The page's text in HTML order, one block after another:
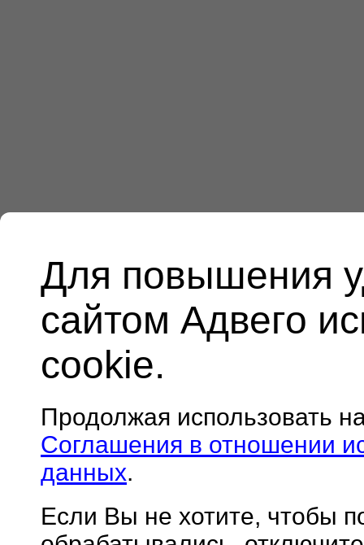
Для повышения
сайтом Адвего
cookie.
Продолжая использовать
Соглашения в отношении
данных.
Если Вы не хотите, чтобы